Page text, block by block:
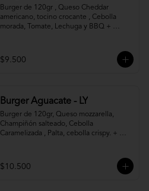
Burger de 120gr , Queso Cheddar
americano, tocino crocante , Cebolla
morada, Tomate, Lechuga y BBQ +
$9.500
Burger Aguacate - LY
Burger de 120gr, Queso mozzarella,
Champiñón salteado, Cebolla
Caramelizada , Palta, cebolla crispy. +
$10.500